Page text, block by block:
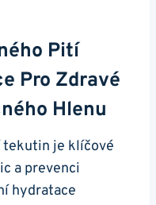
Pití‍
Pro Zdravé
Hlenu
tekutin je‍ klíčové
‌a ⁣prevenci
hydratace